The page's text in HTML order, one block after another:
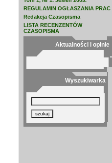
REGULAMIN OGŁASZANIA PRAC
Redakcja Czasopisma
LISTA RECENZENTÓW
CZASOPISMA
Aktualności i opinie
Wyszukiwarka